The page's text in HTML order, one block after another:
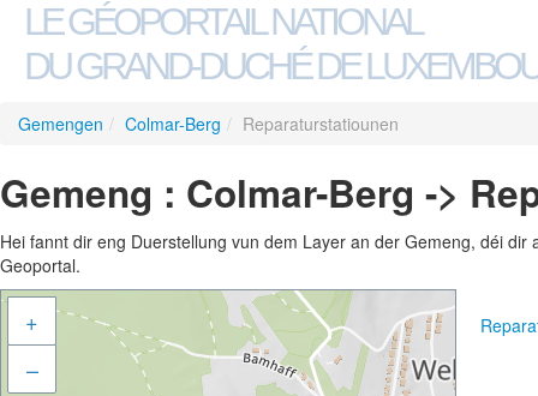
LE GÉOPORTAIL NATIONAL
DU GRAND-DUCHÉ DE
Gemengen / Colmar-Berg / Reparaturstatiounen
Gemeng : Colmar-Berg ->
Hei fannt dir eng Duerstellung vun dem Layer an der Gemeng, déi
Geoportal.
+
–